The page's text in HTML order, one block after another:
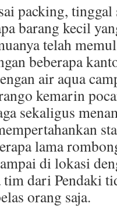
packing,
barang kecil
telah
beberapa
air aqua
kemarin
sekaligus
lama
di lokasi
dari Pendaki
orang saja.